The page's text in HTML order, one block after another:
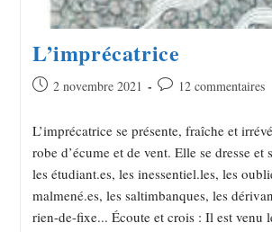
L’imprécatrice
2 novembre 2021 12 commentaires
L’imprécatrice se présente, fraîche et
robe d’écume et de vent. Elle se dresse et
les étudiant.es, les inessentiel.les, les
malmené.es, les saltimbanques, les
rien-de-fixe... Écoute et crois : Il est venu